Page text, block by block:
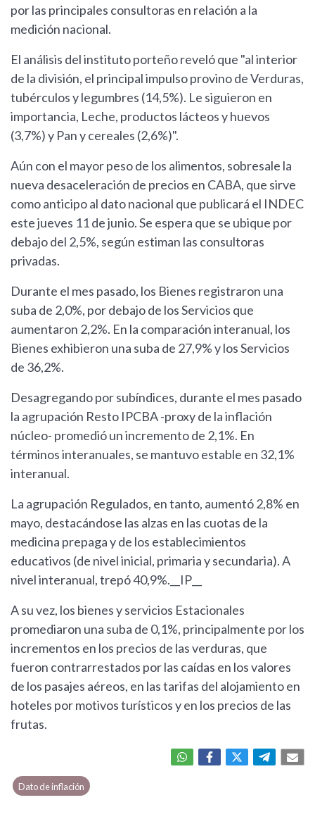
por las principales consultoras en relación a la
medición nacional.
El análisis del instituto porteño reveló que "al interior
de la división, el principal impulso provino de Verduras,
tubérculos y legumbres (14,5%). Le siguieron en
importancia, Leche, productos lácteos y huevos
(3,7%) y Pan y cereales (2,6%)".
Aún con el mayor peso de los alimentos, sobresale la
nueva desaceleración de precios en CABA, que sirve
como anticipo al dato nacional que publicará el INDEC
este jueves 11 de junio. Se espera que se ubique por
debajo del 2,5%, según estiman las consultoras
privadas.
Durante el mes pasado, los Bienes registraron una
suba de 2,0%, por debajo de los Servicios que
aumentaron 2,2%. En la comparación interanual, los
Bienes exhibieron una suba de 27,9% y los Servicios
de 36,2%.
Desagregando por subíndices, durante el mes pasado
la agrupación Resto IPCBA -proxy de la inflación
núcleo- promedió un incremento de 2,1%. En
términos interanuales, se mantuvo estable en 32,1%
interanual.
La agrupación Regulados, en tanto, aumentó 2,8% en
mayo, destacándose las alzas en las cuotas de la
medicina prepaga y de los establecimientos
educativos (de nivel inicial, primaria y secundaria). A
nivel interanual, trepó 40,9%.__IP__
A su vez, los bienes y servicios Estacionales
promediaron una suba de 0,1%, principalmente por los
incrementos en los precios de las verduras, que
fueron contrarrestados por las caídas en los valores
de los pasajes aéreos, en las tarifas del alojamiento en
hoteles por motivos turísticos y en los precios de las
frutas.
Dato de inflación